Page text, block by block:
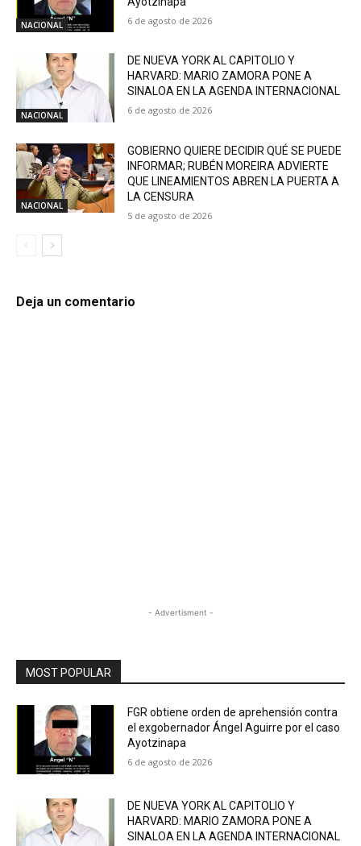
NACIONAL 6 de agosto de 2026
NACIONAL
DE NUEVA YORK AL CAPITOLIO Y
HARVARD: MARIO ZAMORA PONE A
SINALOA EN LA AGENDA INTERNACIONAL
6 de agosto de 2026
NACIONAL
GOBIERNO QUIERE DECIDIR QUÉ SE PUEDE
INFORMAR; RUBÉN MOREIRA ADVIERTE
QUE LINEAMIENTOS ABREN LA PUERTA A
LA CENSURA
5 de agosto de 2026
Deja un comentario
- Advertisment -
MOST POPULAR
FGR obtiene orden de aprehensión contra
el exgobernador Ángel Aguirre por el caso
Ayotzinapa
6 de agosto de 2026
DE NUEVA YORK AL CAPITOLIO Y
HARVARD: MARIO ZAMORA PONE A
SINALOA EN LA AGENDA INTERNACIONAL